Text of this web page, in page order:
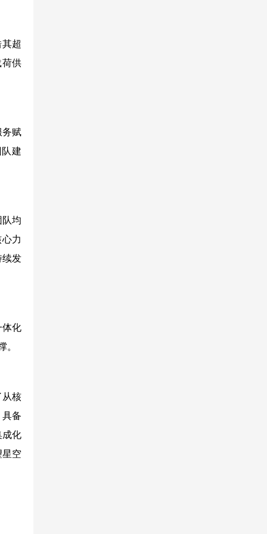
超
荷供
务赋
建
均
力
续发
体化
。
从核
具备
成化
空